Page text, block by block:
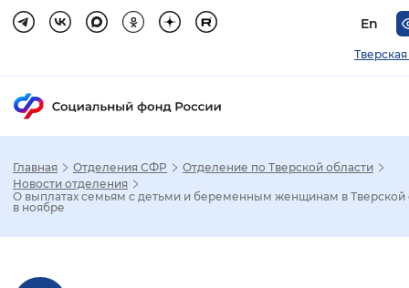
En
Главная Отделения СФР
Отделение по Тверской области
Новости отделения
О выплатах семьям с детьми и беременным женщинам в Тверской
в ноябре